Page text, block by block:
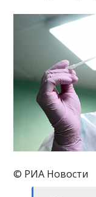
© РИА Новости